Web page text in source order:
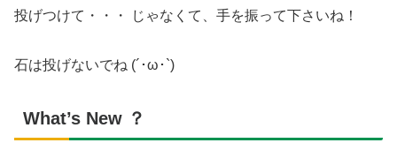
投げつけて・・・ じゃなくて、手を振って下さいね！
石は投げないでね (´･ω･`)
What’s New ？